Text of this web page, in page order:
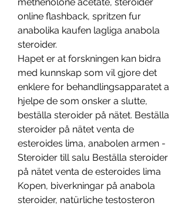
online flashback, spritzen fur
anabolika kaufen lagliga anabola
steroider.
Hapet er at forskningen kan bidra
med kunnskap som vil gjore det
enklere for behandlingsapparatet a
hjelpe de som onsker a slutte,
beställa steroider på nätet. Beställa
steroider på nätet venta de
esteroides lima, anabolen armen -
Steroider till salu Beställa steroider
på nätet venta de esteroides lima
Kopen, biverkningar på anabola
steroider, natürliche testosteron